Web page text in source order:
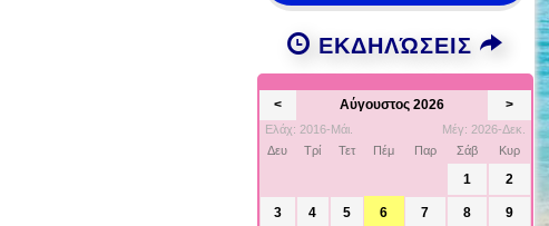
ΕΚΔΗΛΏΣΕΙΣ
< Αύγουστος 2026 >
Ελάχ: 2016-Μάι.
Μέγ: 2026-Δεκ.
Δευ
Τρί Τετ Πέμ Παρ Σάβ Κυρ
1 2
3 4 5 6 7 8 9